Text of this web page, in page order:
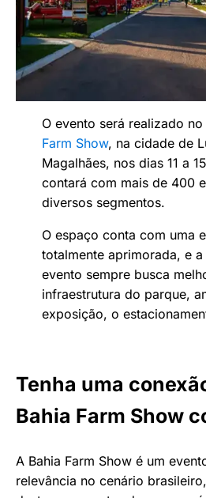
O evento será realizado no
Farm Show, na cidade de
Magalhães, nos dias 11 a
contará com mais de 400
diversos segmentos.
O espaço conta com uma
totalmente aprimorada, e
evento sempre busca
infraestrutura do parque,
exposição, o
Tenha uma
Bahia Farm Show
A Bahia Farm Show é um
relevância no cenário